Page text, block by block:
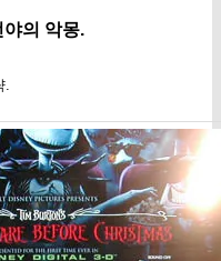
의 악몽.